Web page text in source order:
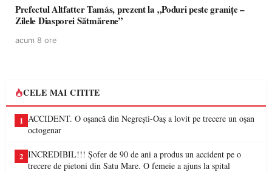
Prefectul Altfatter Tamás, prezent la „Poduri peste granițe –
Zilele Diasporei Sătmărene”
acum 8 ore
CELE MAI CITITE
1 ACCIDENT. O oșancă din Negrești-Oaș a lovit pe trecere un oșan
octogenar
2 INCREDIBIL!!! Șofer de 90 de ani a produs un accident pe o
trecere de pietoni din Satu Mare. O femeie a ajuns la spital